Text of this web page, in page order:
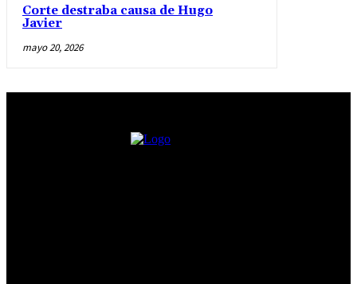
Corte destraba causa de Hugo
Javier
mayo 20, 2026